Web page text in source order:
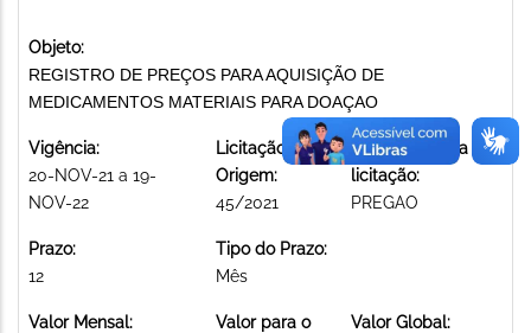
Objeto:
REGISTRO DE PREÇOS PARA AQUISIÇÃO DE
MEDICAMENTOS MATERIAIS PARA DOAÇAO
Vigência:
20-NOV-21 a 19-
NOV-22
Licitação de
Origem:
45/2021
Modalidade da
licitação:
PREGAO
Prazo:
12
Tipo do Prazo:
Mês
Valor Mensal:
Valor para o
Valor Global: